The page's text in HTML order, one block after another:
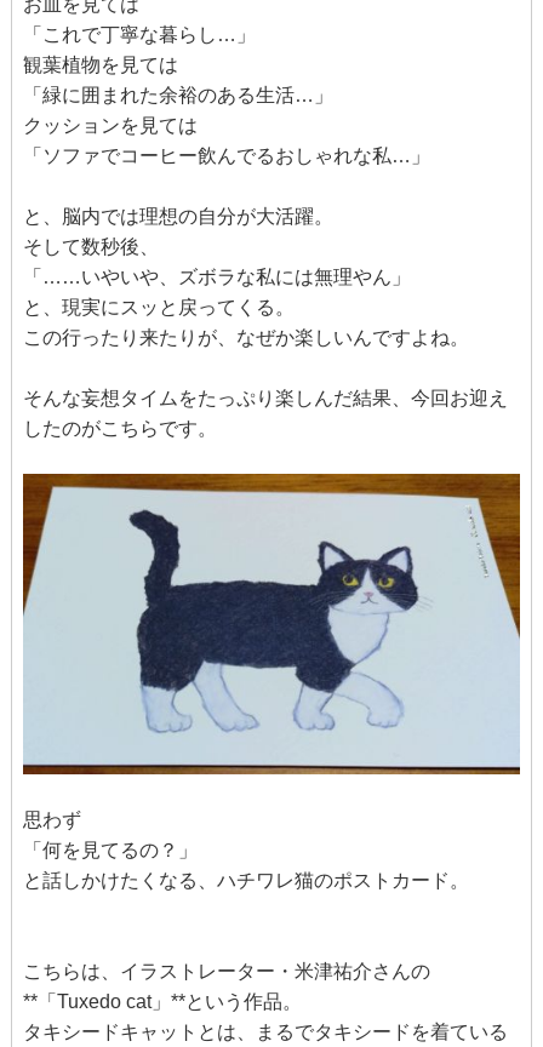
「これで丁寧な暮らし…」
観葉植物を見ては
「緑に囲まれた余裕のある生活…」
クッションを見ては
「ソファでコーヒー飲んでるおしゃれな私…」
と、脳内では理想の自分が大活躍。
そして数秒後、
「……いやいや、ズボラな私には無理やん」
と、現実にスッと戻ってくる。
この行ったり来たりが、なぜか楽しいんですよね。
そんな妄想タイムをたっぷり楽しんだ結果、今回お迎え
したのがこちらです。
思わず
「何を見てるの？」
と話しかけたくなる、ハチワレ猫のポストカード。
こちらは、イラストレーター・米津祐介さんの
**「Tuxedo cat」**という作品。
タキシードキャットとは、まるでタキシードを着ている